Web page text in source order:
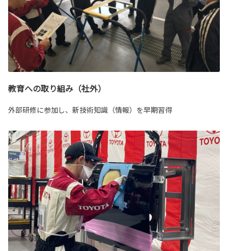
教育への取り組み（社外）
外部研修に参加し、新技術知識（情報）を早期習得